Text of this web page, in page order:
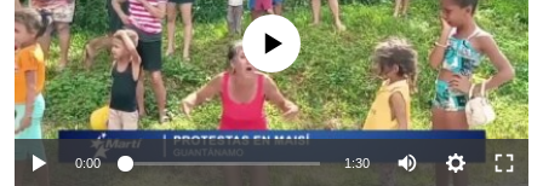
No media source currently available
0:00 1:30